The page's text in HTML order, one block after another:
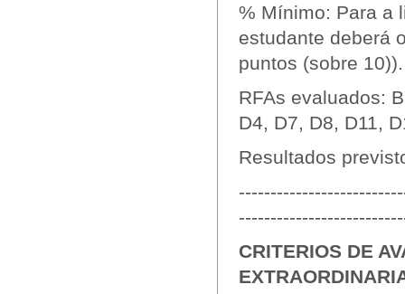
% Mínimo: Para a
estudante deberá
puntos (sobre 10)).
RFAs evaluados:
D4, D7, D8, D11,
Resultados
CRITERIOS DE